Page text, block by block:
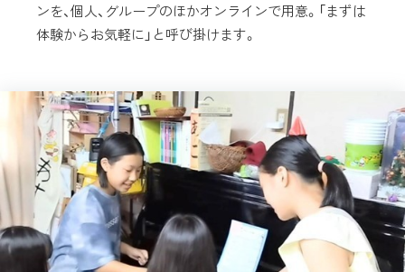
ンを、個人、グループのほかオンラインで用意。「まずは
体験からお気軽に」と呼び掛けます。